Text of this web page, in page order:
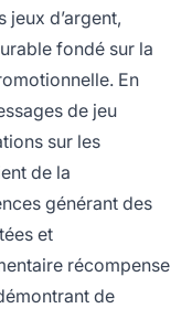
jeux d’argent,
fondé sur la
En
de jeu
sur les
de la
générant des
et
récompense
de